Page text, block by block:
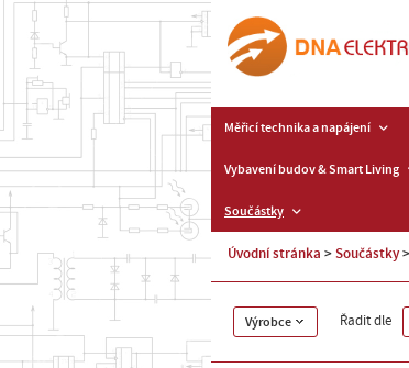
Měřicí technika a napájení
Vybavení budov & Smart Living
Součástky
Úvodní stránka Součástky
Výrobce Řadit dle